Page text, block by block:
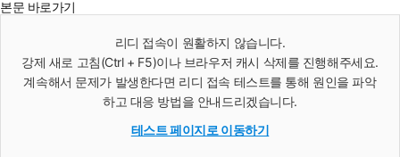
본문 바로가기
리디 접속이 원활하지 않습니다.
강제 새로 고침(Ctrl + F5)이나 브라우저 캐시 삭제를 진행해주세요.
계속해서 문제가 발생한다면 리디 접속 테스트를 통해 원인을 파악
하고 대응 방법을 안내드리겠습니다.
테스트 페이지로 이동하기